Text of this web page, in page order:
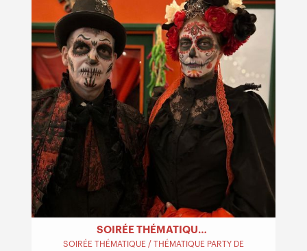
SOIRÉE THÉMATIQUE MEXICAINE
SOIRÉE THÉMATIQUE / THÉMATIQUE PARTY DE